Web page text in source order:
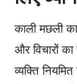
काली मछली
और विचारों
व्यक्ति